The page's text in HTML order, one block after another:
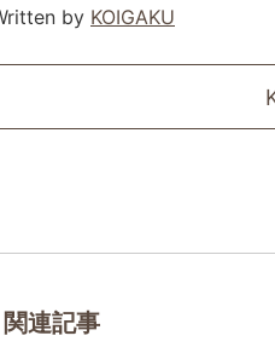
by KOIGAKU
関連記事